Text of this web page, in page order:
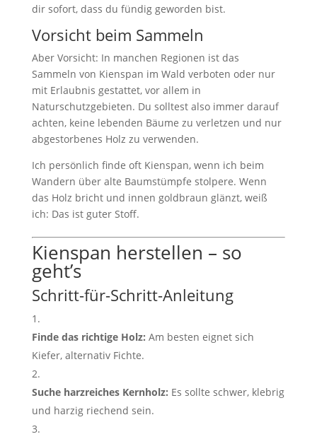
dir sofort, dass du fündig geworden bist.
Vorsicht beim Sammeln
Aber Vorsicht: In manchen Regionen ist das
Sammeln von Kienspan im Wald verboten oder nur
mit Erlaubnis gestattet, vor allem in
Naturschutzgebieten. Du solltest also immer darauf
achten, keine lebenden Bäume zu verletzen und nur
abgestorbenes Holz zu verwenden.
Ich persönlich finde oft Kienspan, wenn ich beim
Wandern über alte Baumstümpfe stolpere. Wenn
das Holz bricht und innen goldbraun glänzt, weiß
ich: Das ist guter Stoff.
Kienspan herstellen – so
geht’s
Schritt-für-Schritt-Anleitung
Finde das richtige Holz: Am besten eignet sich
Kiefer, alternativ Fichte.
Suche harzreiches Kernholz: Es sollte schwer, klebrig
und harzig riechend sein.